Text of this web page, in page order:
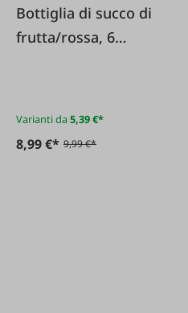
Bottiglia di succo di
frutta/rossa, 6
Varianti da5,39 €*
8,99 €* 9,99 €*